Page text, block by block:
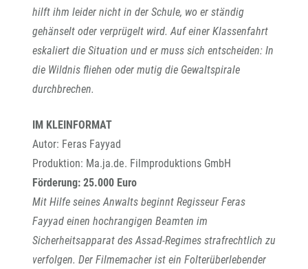
hilft ihm leider nicht in der Schule, wo er ständig
gehänselt oder verprügelt wird. Auf einer Klassenfahrt
eskaliert die Situation und er muss sich entscheiden: In
die Wildnis fliehen oder mutig die Gewaltspirale
durchbrechen.
IM KLEINFORMAT
Autor: Feras Fayyad
Produktion: Ma.ja.de. Filmproduktions GmbH
Förderung: 25.000 Euro
Mit Hilfe seines Anwalts beginnt Regisseur Feras
Fayyad einen hochrangigen Beamten im
Sicherheitsapparat des Assad-Regimes strafrechtlich zu
verfolgen. Der Filmemacher ist ein Folterüberlebender